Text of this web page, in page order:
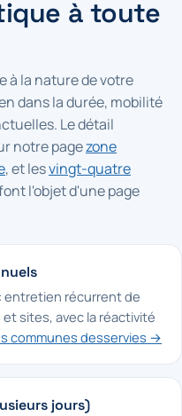
à toute
à la nature de votre
dans la durée, mobilité
Le détail
notre pagezone
, et lesvingt-quatre
l'objet d'une page
: entretien récurrent de
sites, avec la réactivité
communes desservies →
jours)